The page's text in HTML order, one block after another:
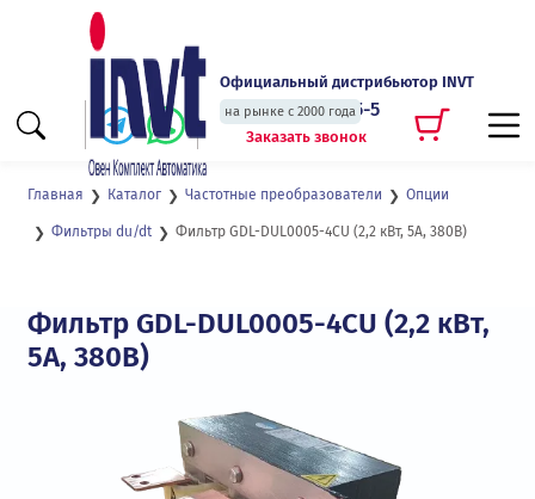
Официальный дистрибьютор INVT
на рынке с 2000 года
+7 (495) 135-135-5
Заказать звонок
Главная Каталог Частотные преобразователи Опции
Фильтры du/dt Фильтр GDL-DUL0005-4CU (2,2 кВт, 5А, 380В)
Фильтр GDL-DUL0005-4CU (2,2 кВт,
5А, 380В)